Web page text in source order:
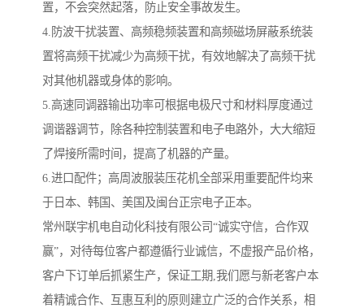
置，不会突然起落，防止安全事故发生。
4.防波干扰装置、高频稳频装置和高频磁场屏蔽系统装
置将高频干扰减少为高频干扰，有效地解决了高频干扰
对其他机器或身体的影响。
5.高速同调器输出功率可根据电极尺寸和材料厚度通过
调谐器调节，除各种控制装置和电子电路外，大大缩短
了焊接所需时间，提高了机器的产量。
6.进口配件；高周波服装压花机全部采用重要配件均来
于日本、韩国、美国及闽台正宗电子正本。
常州联宇机电自动化科技有限公司“诚实守信，合作双
赢”，对待每位客户都遵循行业诚信，不虚报产品价格，
客户下订单后抓紧生产，保证工期,我们愿与新老客户本
着精诚合作、互惠互利的原则建立广泛的合作关系，相